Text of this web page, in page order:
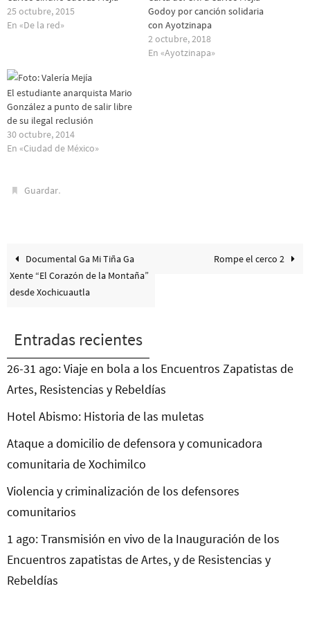
25 octubre, 2015
En «De la red»
Godoy por canción solidaria
con Ayotzinapa
2 octubre, 2018
En «Ayotzinapa»
El estudiante anarquista Mario
González a punto de salir libre
de su ilegal reclusión
30 octubre, 2014
En «Ciudad de México»
Guardar.
Documental Ga Mi Tiña Ga
Xente “El Corazón de la Montaña”
desde Xochicuautla
Rompe el cerco 2
Entradas recientes
26-31 ago: Viaje en bola a los Encuentros Zapatistas de
Artes, Resistencias y Rebeldías
Hotel Abismo: Historia de las muletas
Ataque a domicilio de defensora y comunicadora
comunitaria de Xochimilco
Violencia y criminalización de los defensores
comunitarios
1 ago: Transmisión en vivo de la Inauguración de los
Encuentros zapatistas de Artes, y de Resistencias y
Rebeldías